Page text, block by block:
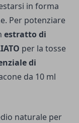
in forma
Per potenziare
estratto di
per la tosse
di
da 10 ml
naturale per